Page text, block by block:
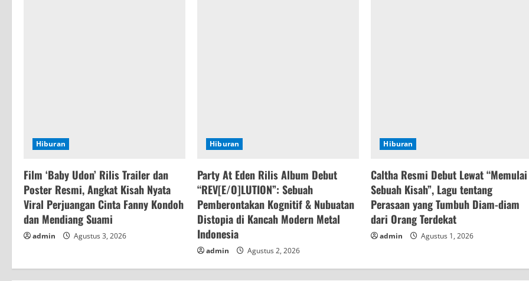
i
n
g
Hiburan
Film ‘Baby Udon’ Rilis Trailer dan
Poster Resmi, Angkat Kisah Nyata
Viral Perjuangan Cinta Fanny Kondoh
dan Mendiang Suami
admin Agustus 3, 2026
Hiburan
Party At Eden Rilis Album Debut
“REV[E/O]LUTION”: Sebuah
Pemberontakan Kognitif & Nubuatan
Distopia di Kancah Modern Metal
Indonesia
admin Agustus 2, 2026
Hiburan
Caltha Resmi Debut Lewat “Memulai
Sebuah Kisah”, Lagu tentang
Perasaan yang Tumbuh Diam-diam
dari Orang Terdekat
admin Agustus 1, 2026